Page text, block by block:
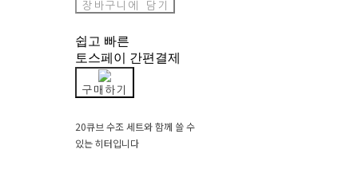
장바구니에 담기
쉽고 빠른
토스페이 간편결제
구매하기
20큐브 수조 세트와 함께 쓸 수
있는 히터입니다